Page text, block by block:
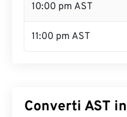
10:00 pm AST
11:00 pm AST
Converti AST